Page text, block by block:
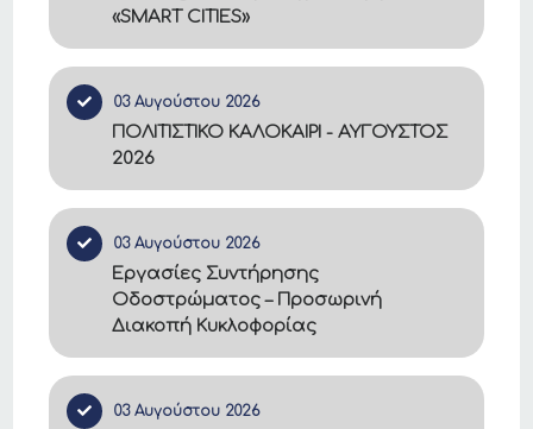
«SMART CITIES»
03 Αυγούστου 2026
ΠΟΛΙΤΙΣΤΙΚΟ ΚΑΛΟΚΑΙΡΙ - ΑΥΓΟΥΣΤΟΣ
2026
03 Αυγούστου 2026
Εργασίες Συντήρησης
Οδοστρώματος – Προσωρινή
Διακοπή Κυκλοφορίας
03 Αυγούστου 2026